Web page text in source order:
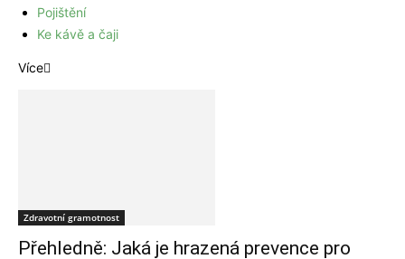
Pojištění
Ke kávě a čaji
Více
Zdravotní gramotnost
Přehledně: Jaká je hrazená prevence pro